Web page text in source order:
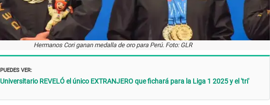
Hermanos Cori ganan medalla de oro para Perú. Foto: GLR
PUEDES VER:
Universitario REVELÓ el único EXTRANJERO que fichará para la Liga 1 2025 y el 'tri'